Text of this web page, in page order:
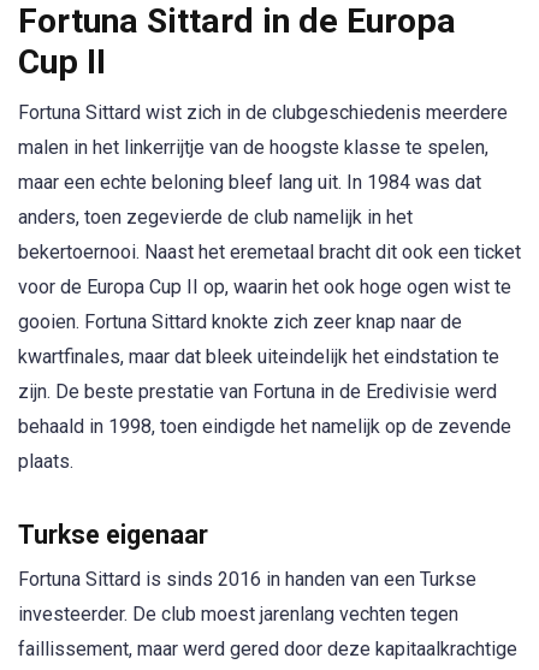
Fortuna Sittard in de Europa
Cup II
Fortuna Sittard wist zich in de clubgeschiedenis meerdere
malen in het linkerrijtje van de hoogste klasse te spelen,
maar een echte beloning bleef lang uit. In 1984 was dat
anders, toen zegevierde de club namelijk in het
bekertoernooi. Naast het eremetaal bracht dit ook een ticket
voor de Europa Cup II op, waarin het ook hoge ogen wist te
gooien. Fortuna Sittard knokte zich zeer knap naar de
kwartfinales, maar dat bleek uiteindelijk het eindstation te
zijn. De beste prestatie van Fortuna in de Eredivisie werd
behaald in 1998, toen eindigde het namelijk op de zevende
plaats.
Turkse eigenaar
Fortuna Sittard is sinds 2016 in handen van een Turkse
investeerder. De club moest jarenlang vechten tegen
faillissement, maar werd gered door deze kapitaalkrachtige